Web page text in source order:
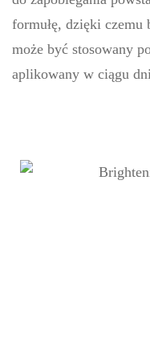
formułę, dzięki czemu
może być stosowany
aplikowany w ciągu